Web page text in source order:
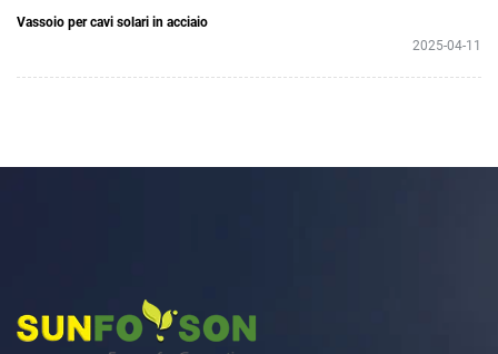
Vassoio per cavi solari in acciaio
2025-04-11